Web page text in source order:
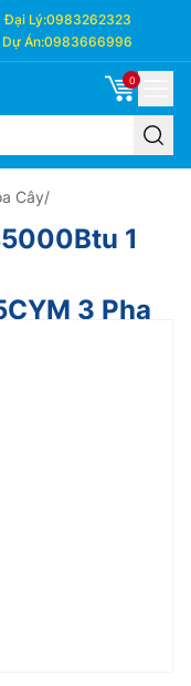
Đại Lý:0983262323
Dự Án:0983666996
0
Cây/
1
3 Pha